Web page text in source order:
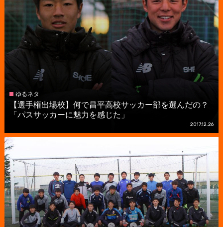
ゆるネタ
【選手権出場校】何で昌平高校サッカー部を選んだの？
「パスサッカーに魅力を感じた」
2017.12.26